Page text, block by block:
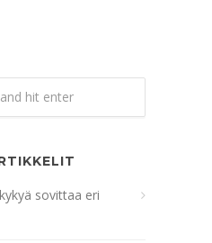
sovittaa eri